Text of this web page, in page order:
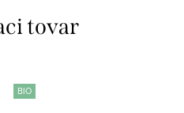
tovar
BIO